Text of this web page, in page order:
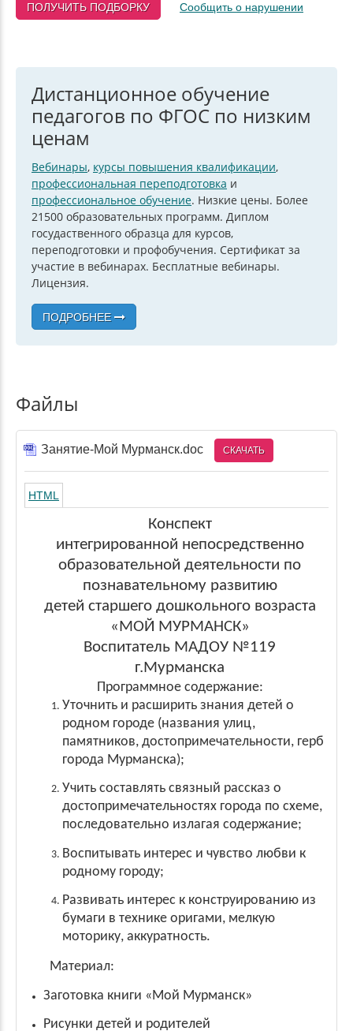
ПОЛУЧИТЬ ПОДБОРКУ Сообщить о нарушении
Дистанционное обучение
педагогов по ФГОС по низким
ценам
Вебинары, курсы повышения квалификации,
профессиональная переподготовка и
профессиональное обучение. Низкие цены. Более
21500 образовательных программ. Диплом
госудаственного образца для курсов,
переподготовки и профобучения. Сертификат за
участие в вебинарах. Бесплатные вебинары.
Лицензия.
ПОДРОБНЕЕ
Файлы
Занятие-Мой Мурманск.doc СКАЧАТЬ
HTML
Конспект
интегрированной непосредственно
образовательной деятельности по
познавательному развитию
детей старшего дошкольного возраста
«МОЙ МУРМАНСК»
Воспитатель МАДОУ №119
г.Мурманска
Программное содержание:
Уточнить и расширить знания детей о
родном городе (названия улиц,
памятников, достопримечательности, герб
города Мурманска);
Учить составлять связный рассказ о
достопримечательностях города по схеме,
последовательно излагая содержание;
Воспитывать интерес и чувство любви к
родному городу;
Развивать интерес к конструированию из
бумаги в технике оригами, мелкую
моторику, аккуратность.
Материал:
Заготовка книги «Мой Мурманск»
Рисунки детей и родителей